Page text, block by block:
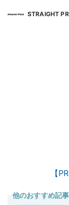
STRAIGHT
【
他のおすすめ記